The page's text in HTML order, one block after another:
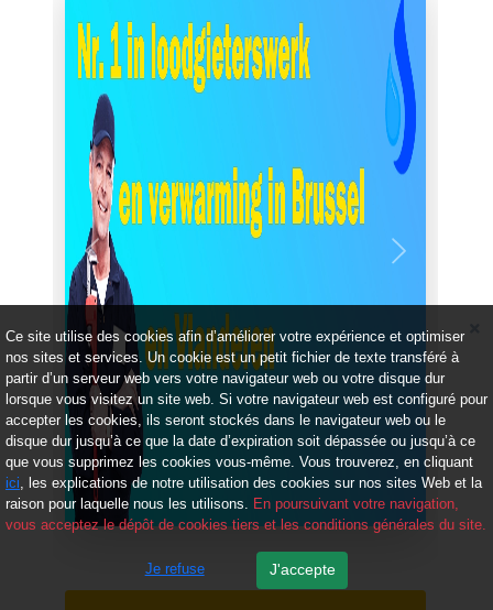
Précédent Suivant
Ce site utilise des cookies afin d’améliorer votre expérience et optimiser
nos sites et services. Un cookie est un petit fichier de texte transféré à
partir d’un serveur web vers votre navigateur web ou votre disque dur
lorsque vous visitez un site web. Si votre navigateur web est configuré pour
accepter les cookies, ils seront stockés dans le navigateur web ou le
disque dur jusqu’à ce que la date d’expiration soit dépassée ou jusqu’à ce
que vous supprimez les cookies vous-même. Vous trouverez, en cliquant
ici, les explications de notre utilisation des cookies sur nos sites Web et la
raison pour laquelle nous les utilisons. En poursuivant votre navigation,
vous acceptez le dépôt de cookies tiers et les conditions générales du site.
Je refuse J'accepte